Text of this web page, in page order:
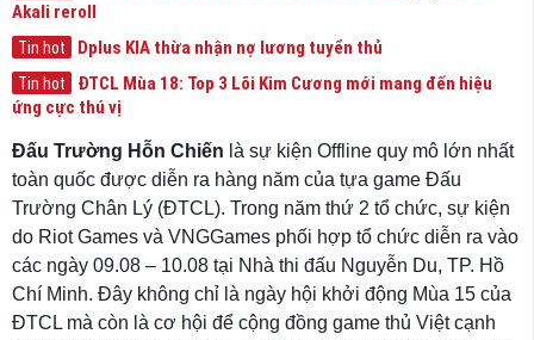
Akali reroll
Tin hot Dplus KIA thừa nhận nợ lương tuyển thủ
Tin hot
ĐTCL Mùa 18: Top 3 Lõi Kim Cương mới mang đến hiệu
ứng cực thú vị
Đấu Trường Hỗn Chiến là sự kiện Offline quy mô lớn nhất
toàn quốc được diễn ra hàng năm của tựa game Đấu
Trường Chân Lý (ĐTCL). Trong năm thứ 2 tổ chức, sự kiện
do Riot Games và VNGGames phối hợp tổ chức diễn ra vào
các ngày 09.08 – 10.08 tại Nhà thi đấu Nguyễn Du, TP. Hồ
Chí Minh. Đây không chỉ là ngày hội khởi động Mùa 15 của
ĐTCL mà còn là cơ hội để cộng đồng game thủ Việt cạnh